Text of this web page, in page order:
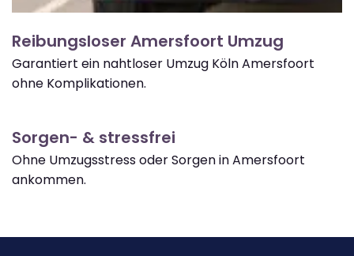
Reibungsloser Amersfoort Umzug
Garantiert ein nahtloser Umzug Köln Amersfoort
ohne Komplikationen.
Sorgen- & stressfrei
Ohne Umzugsstress oder Sorgen in Amersfoort
ankommen.